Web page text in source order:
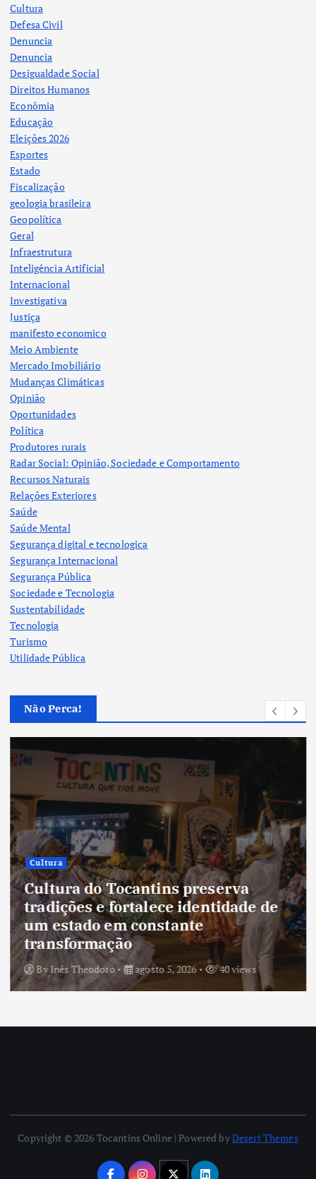
Cultura
Defesa Civil
Denuncia
Denuncia
Desigualdade Social
Direitos Humanos
Econômia
Educação
Eleições 2026
Esportes
Estado
Fiscalização
geologia brasileira
Geopolítica
Geral
Infraestrutura
Inteligência Artificial
Internacional
Investigativa
Justiça
manifesto economico
Meio Ambiente
Mercado Imobiliário
Mudanças Climáticas
Opinião
Oportunidades
Política
Produtores rurais
Radar Social: Opinião, Sociedade e Comportamento
Recursos Naturais
Relações Exteriores
Saúde
Saúde Mental
Segurança digital e tecnologica
Segurança Internacional
Segurança Pública
Sociedade e Tecnologia
Sustentabilidade
Tecnologia
Turismo
Utilidade Pública
Não Perca!
Cultura
Cultura do Tocantins preserva
tradições e fortalece identidade de
um estado em constante
transformação
ByInês Theodoro agosto 5, 2026 40 views
Copyright © 2026 Tocantins Online | Powered byDesert Themes